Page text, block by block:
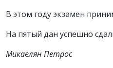
В этом году экзамен
На пятый дан успешно
Микаелян Петрос